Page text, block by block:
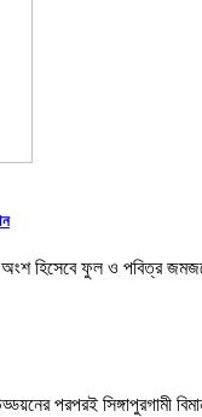
অংশ হিসেবে ফুল ও পবিত্র
পরপরই সিঙ্গাপুরগামী